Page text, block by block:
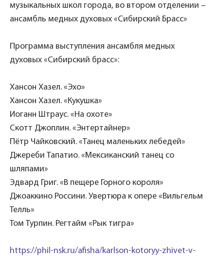
музыкальных школ города, во втором отделении –
ансамбль медных духовых «Сибирский Брасс»
Программа выступления ансамбля медных
духовых «Сибирский брасс»:
Хансон Хазел. «Эхо»
Хансон Хазел. «Кукушка»
Иоганн Штраус. «На охоте»
Скотт Джоплин. «Энтертайнер»
Пётр Чайковский. «Танец маленьких лебедей»
Джереби Тапатио. «Мексиканский танец со
шляпами»
Эдвард Григ. «В пещере Горного короля»
Джоаккино Россини. Увертюра к опере «Вильгельм
Телль»
Том Турпин. Регтайм «Рык тигра»
https://phil-nsk.ru/afisha/karlson-kotoryy-zhivet-v-